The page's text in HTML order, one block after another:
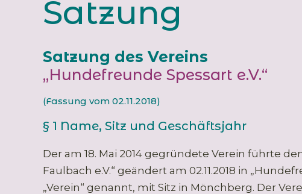
Satzung
Satzung des Vereins
„Hundefreunde Spessart e.V.“
(Fassung vom 02.11.2018)
§ 1 Name, Sitz und Geschäftsjahr
Der am 18. Mai 2014 gegründete Verein führte
Faulbach e.V.“ geändert am 02.11.2018 in
„Verein“ genannt, mit Sitz in Mönchberg. Der